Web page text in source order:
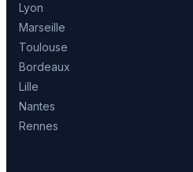
Lyon
Marseille
Toulouse
Bordeaux
Lille
Nantes
Rennes